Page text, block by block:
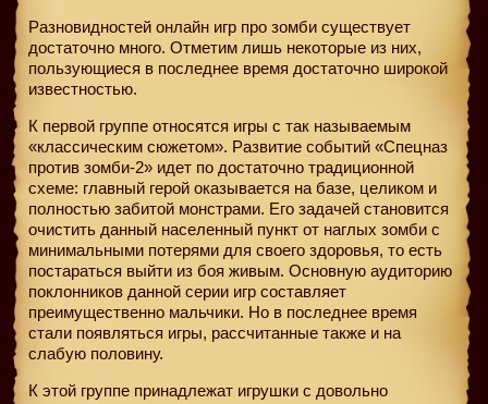
Разновидностей онлайн игр про зомби существует
достаточно много. Отметим лишь некоторые из них,
пользующиеся в последнее время достаточно широкой
известностью.
К первой группе относятся игры с так называемым
«классическим сюжетом». Развитие событий «Спецназ
против зомби-2» идет по достаточно традиционной
схеме: главный герой оказывается на базе, целиком и
полностью забитой монстрами. Его задачей становится
очистить данный населенный пункт от наглых зомби с
минимальными потерями для своего здоровья, то есть
постараться выйти из боя живым. Основную аудиторию
поклонников данной серии игр составляет
преимущественно мальчики. Но в последнее время
стали появляться игры, рассчитанные также и на
слабую половину.
К этой группе принадлежат игрушки с довольно